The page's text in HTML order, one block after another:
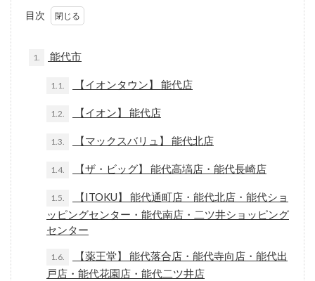
目次
1. 能代市
1.1. 【イオンタウン】 能代店
1.2. 【イオン】 能代店
1.3. 【マックスバリュ】 能代北店
1.4. 【ザ・ビッグ】 能代高塙店・能代長崎店
1.5.
【ITOKU】 能代通町店・能代北店・能代ショ
ッピングセンター・能代南店・二ツ井ショッピング
センター
1.6.
【薬王堂】 能代落合店・能代寺向店・能代出
戸店・能代花園店・能代二ツ井店